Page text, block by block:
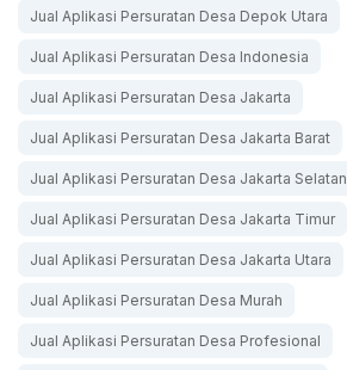
Jual Aplikasi Persuratan Desa Depok Utara
Jual Aplikasi Persuratan Desa Indonesia
Jual Aplikasi Persuratan Desa Jakarta
Jual Aplikasi Persuratan Desa Jakarta Barat
Jual Aplikasi Persuratan Desa Jakarta Selatan
Jual Aplikasi Persuratan Desa Jakarta Timur
Jual Aplikasi Persuratan Desa Jakarta Utara
Jual Aplikasi Persuratan Desa Murah
Jual Aplikasi Persuratan Desa Profesional